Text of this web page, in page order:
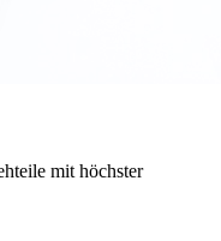
mit höchster